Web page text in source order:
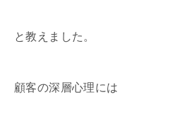
と教えました。
顧客の深層心理には